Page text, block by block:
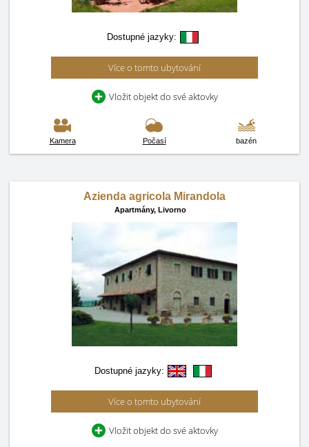
Dostupné jazyky:
Více o tomto ubytování
Vložit objekt do své aktovky
Kamera Počasí bazén
Azienda agricola Mirandola
Apartmány, Livorno
Dostupné jazyky:
Více o tomto ubytování
Vložit objekt do své aktovky